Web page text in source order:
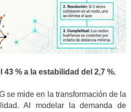
43 % a la estabilidad del 2,7 %.
se mide en la transformación de la
Al modelar la demanda de